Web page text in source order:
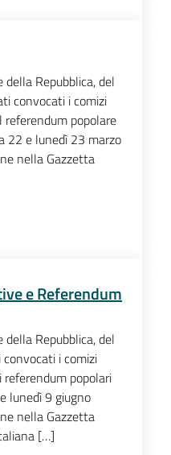
Repubblica, del
convocati i comizi
referendum popolare
22 e lunedì 23 marzo
nella Gazzetta
e Referendum
Repubblica, del
i comizi
referendum popolari
lunedì 9 giugno
nella Gazzetta
[…]